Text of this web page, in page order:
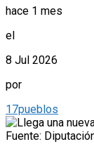
hace 1 mes
el
8 Jul 2026
por
17pueblos
Fuente: